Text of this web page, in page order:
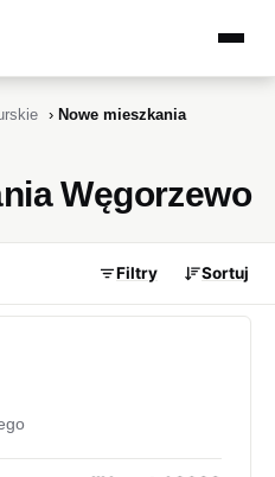
› Nowe mieszkania
Węgorzewo
Filtry Sortuj